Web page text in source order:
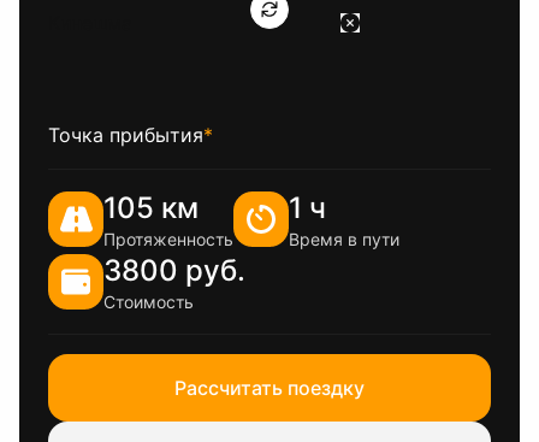
Точка прибытия*
105 км
Протяженность
1 ч
Время в пути
3800 руб.
Стоимость
Рассчитать поездку